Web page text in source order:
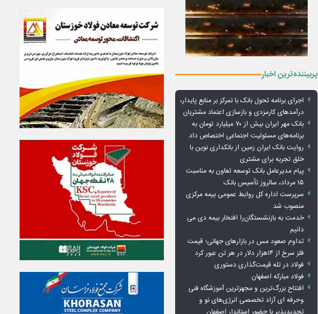
پربیننده‌ترین اخبار
اجرای برنامه تحول بانک با تمرکز بر منابع پایدار،
درآمدهای کارمزدی و بازسازی اعتماد مشتریان
بانک مهر ایران بیش از ۷۰ میلیارد تومان به
برنامه‌های مسئولیت اجتماعی اختصاص داد
روایت بانک ایران زمین از بانکداری نوین با
خلق تجربه برای مشتری
پیام مدیرعامل بانک توسعه تعاون به مناسبت
۱۵ مرداد، سالروز تأسیس بانک
سرپرست اداره کل روابط عمومی بیمه مرکزی
منصوب شد
خدمت به بازنشستگان‌را افتخار بیمه دی می
دانیم
تداوم صعود مس در بازارهای جهانی؛ قیمت
فلز سرخ از ۱۴هزار دلار در هر تن عبور کرد
فولاد در تله قیمت‌گذاری دستوری
فولاد مبارکه اصفهان
افتتاح بزرگ‌ترین و مجهزترین آموزشگاه فنی
وحرفه ای آزاد تخصصی انرژی‌های نو و